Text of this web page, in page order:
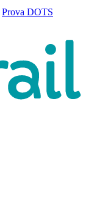
Prova DOTS